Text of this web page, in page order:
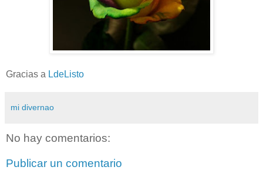
Gracias a LdeListo
mi divernao
No hay comentarios:
Publicar un comentario